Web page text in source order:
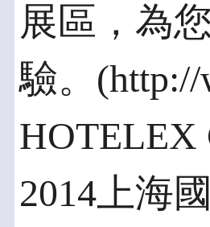
展區，為
驗。(http://
HOTELEX
2014上海